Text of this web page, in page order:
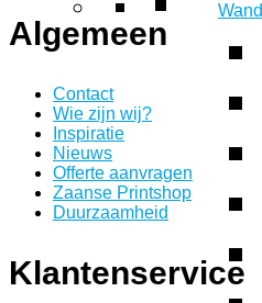
Algemeen
Contact
Wie zijn wij?
Inspiratie
Nieuws
Offerte aanvragen
Zaanse Printshop
Duurzaamheid
Klantenservice